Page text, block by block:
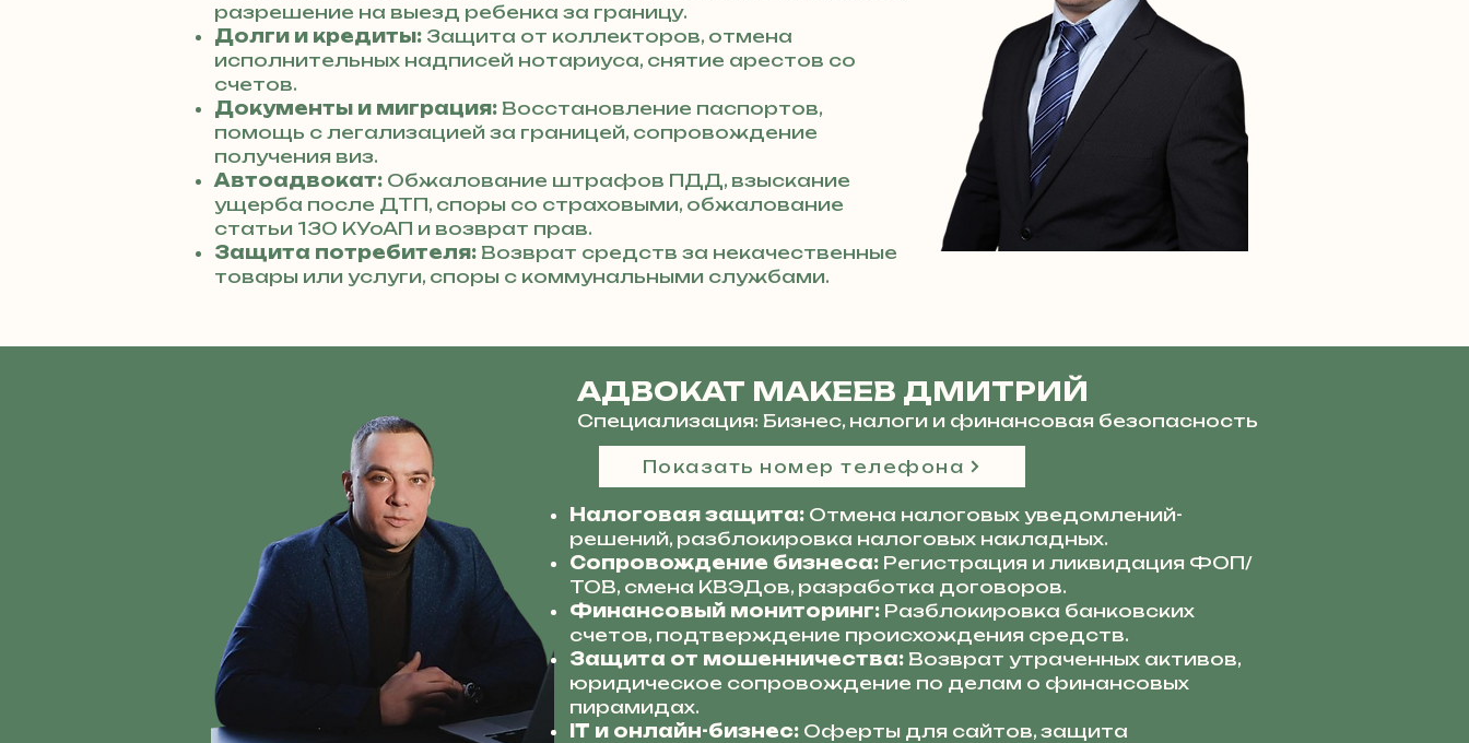
разрешение на выезд ребенка за границу.
Долги и кредиты: Защита от коллекторов, отмена
исполнительных надписей нотариуса, снятие арестов со
счетов.
Документы и миграция: Восстановление паспортов,
помощь с легализацией за границей, сопровождение
получения виз.
Автоадвокат: Обжалование штрафов ПДД, взыскание
ущерба после ДТП, споры со страховыми, обжалование
статьи 130 КУоАП и возврат прав.
Защита потребителя: Возврат средств за некачественные
товары или услуги, споры с коммунальными службами.
АДВОКАТ МАКЕЕВ ДМИТРИЙ
Специализация: Бизнес, налоги и финансовая безопасность
Налоговая защита: Отмена налоговых уведомлений-
решений, разблокировка налоговых накладных.
Сопровождение бизнеса: Регистрация и ликвидация ФОП/
ТОВ, смена КВЭДов, разработка договоров.
Финансовый мониторинг: Разблокировка банковских
счетов, подтверждение происхождения средств.
Защита от мошенничества: Возврат утраченных активов,
юридическое сопровождение по делам о финансовых
пирамидах.
IT и онлайн-бизнес: Оферты для сайтов, защита
Показать номер телефона